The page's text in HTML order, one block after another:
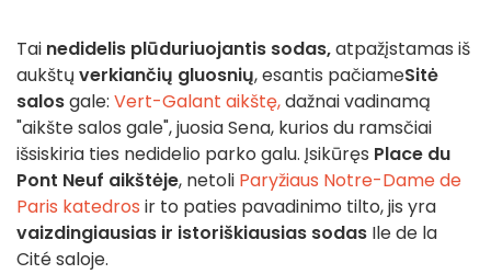
Tai nedidelis plūduriuojantis sodas,atpažįstamas iš
aukštų verkiančių gluosnių, esantis pačiameSitė
salosgale: Vert-Galant aikštę,dažnai vadinamą
"aikšte salos gale", juosia Sena, kurios du ramsčiai
išsiskiria ties nedidelio parko galu. Įsikūręs Place du
Pont Neuf aikštėje, netoli Paryžiaus Notre-Dame de
Paris katedros ir to paties pavadinimo tilto, jis yra
vaizdingiausias ir istoriškiausias sodas Ile de la
Cité saloje.